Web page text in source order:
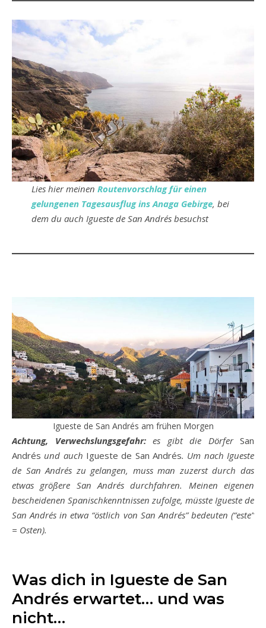
Lies hier meinen Routenvorschlag für einen
gelungenen Tagesausflug ins Anaga Gebirge, bei
dem du auch Igueste de San Andrés besuchst
Igueste de San Andrés am frühen Morgen
Achtung, Verwechslungsgefahr:es gibt die Dörfer San
Andrés und auch Igueste de San Andrés. Um nach Igueste
de San Andrés zu gelangen, muss man zuzerst durch das
etwas größere San Andrés durchfahren. Meinen eigenen
bescheidenen Spanischkenntnissen zufolge, müsste Igueste de
San Andrés in etwa “östlich von San Andrés” bedeuten (“este”
= Osten).
Was dich in Igueste de San
Andrés erwartet… und was
nicht…